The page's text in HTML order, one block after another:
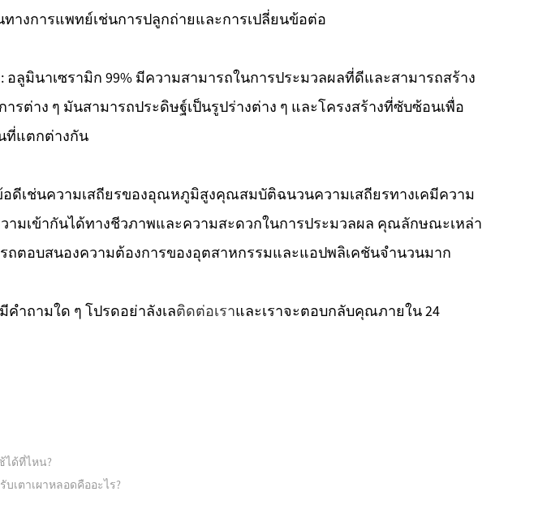
ทางการแพทย์เช่นการปลูกถ่ายและการเปลี่ยนข้อต่อ
ลูมินาเซรามิก 99% มีความสามารถในการประมวลผลที่ดีและสามารถสร้าง
รต่าง ๆ มันสามารถประดิษฐ์เป็นรูปร่างต่าง ๆ และโครงสร้างที่ซับซ้อนเพื่อ
พลิเคชันที่แตกต่างกัน
อดีเช่นความเสถียรของอุณหภูมิสูงคุณสมบัติฉนวนความเสถียรทางเคมีความ
มเข้ากันได้ทางชีวภาพและความสะดวกในการประมวลผล คุณลักษณะเหล่า
ถตอบสนองความต้องการของอุตสาหกรรมและแอปพลิเคชันจำนวนมาก
ำถามใด ๆ โปรดอย่าลังเลติดต่อเราและเราจะตอบกลับคุณภายใน 24
ได้ที่ไหน?
เตาเผาหลอดคืออะไร?